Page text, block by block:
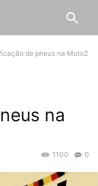
de pneus na Moto2
na
0
1100